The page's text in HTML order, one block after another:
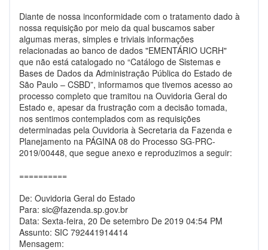
Diante de nossa inconformidade com o tratamento dado à
nossa requisição por meio da qual buscamos saber
algumas meras, simples e triviais informações
relacionadas ao banco de dados "EMENTÁRIO UCRH"
que não está catalogado no “Catálogo de Sistemas e
Bases de Dados da Administração Pública do Estado de
São Paulo – CSBD”, informamos que tivemos acesso ao
processo completo que tramitou na Ouvidoria Geral do
Estado e, apesar da frustração com a decisão tomada,
nos sentimos contemplados com as requisições
determinadas pela Ouvidoria à Secretaria da Fazenda e
Planejamento na PÁGINA 08 do Processo SG-PRC-
2019/00448, que segue anexo e reproduzimos a seguir:
==========
De: Ouvidoria Geral do Estado
Para: sic@fazenda.sp.gov.br
Data: Sexta-feira, 20 De setembro De 2019 04:54 PM
Assunto: SIC 792441914414
Mensagem: